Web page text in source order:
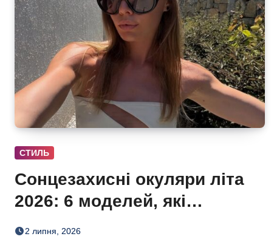
СТИЛЬ
Сонцезахисні окуляри літа
2026: 6 моделей, які
змінюють простий образ
2 липня, 2026